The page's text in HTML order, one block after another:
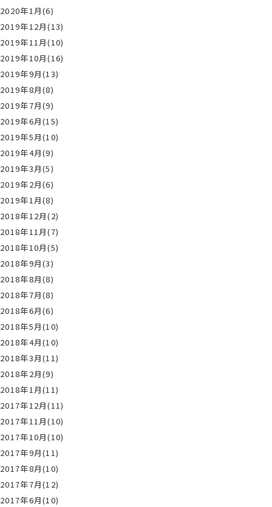
2020年1月(6)
2019年12月(13)
2019年11月(10)
2019年10月(16)
2019年9月(13)
2019年8月(8)
2019年7月(9)
2019年6月(15)
2019年5月(10)
2019年4月(9)
2019年3月(5)
2019年2月(6)
2019年1月(8)
2018年12月(2)
2018年11月(7)
2018年10月(5)
2018年9月(3)
2018年8月(8)
2018年7月(8)
2018年6月(6)
2018年5月(10)
2018年4月(10)
2018年3月(11)
2018年2月(9)
2018年1月(11)
2017年12月(11)
2017年11月(10)
2017年10月(10)
2017年9月(11)
2017年8月(10)
2017年7月(12)
2017年6月(10)